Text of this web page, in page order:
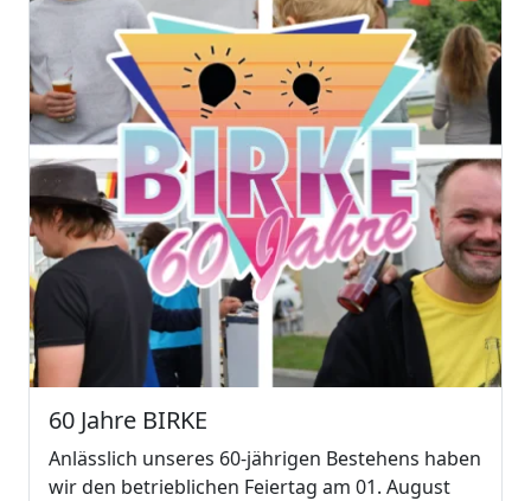
60 Jahre BIRKE
Anlässlich unseres 60-jährigen Bestehens haben
wir den betrieblichen Feiertag am 01. August